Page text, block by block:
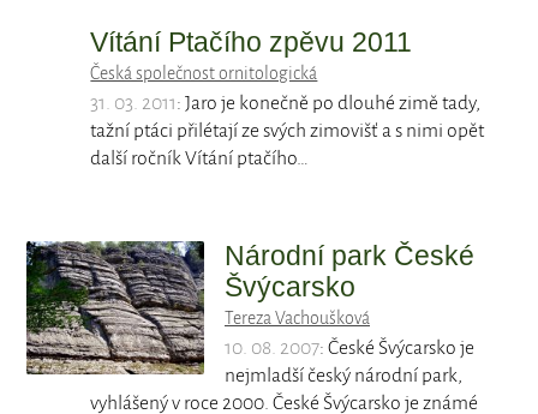
Vítání Ptačího zpěvu 2011
Česká společnost ornitologická
31. 03. 2011: Jaro je konečně po dlouhé zimě tady,
tažní ptáci přilétají ze svých zimovišť a s nimi opět
další ročník Vítání ptačího…
Národní park České
Švýcarsko
Tereza Vachoušková
10. 08. 2007: České Švýcarsko je
nejmladší český národní park,
vyhlášený v roce 2000. České Švýcarsko je známé